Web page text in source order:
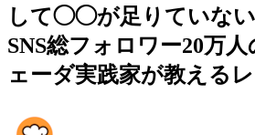
して◯◯が足りていない
SNS総フォロワー20万
ェーダ実践家が教える